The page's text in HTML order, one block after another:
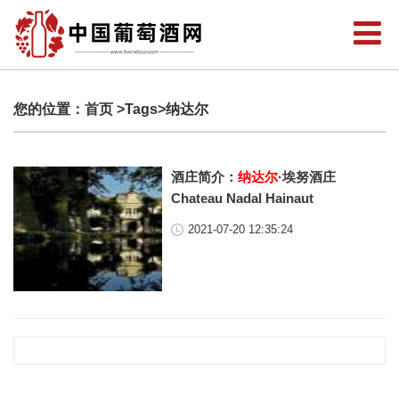
您的位置： 首页 >Tags>纳达尔
酒庄简介：纳达尔·埃努酒庄
Chateau Nadal Hainaut
2021-07-20 12:35:24